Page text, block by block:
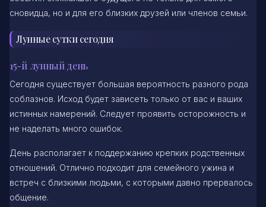
сновидца, но и для его близких друзей или членов семьи.
Лунные сутки сегодня
15-й лунный день
Сегодня существует большая вероятность разного рода
соблазнов. Исход будет зависеть только от вас и ваших
истинных намерений. Следует проявить осторожность и
не наделать много ошибок.
День располагает к поддержанию крепких родственных
отношений. Отлично подходит для семейного ужина и
встреч с близкими людьми, с которыми давно прервалось
общение.